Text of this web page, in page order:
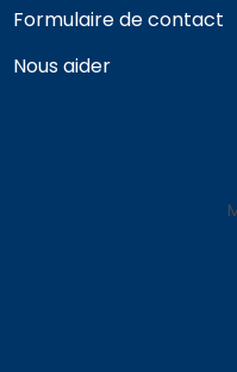
Formulaire de contact
Nous aider